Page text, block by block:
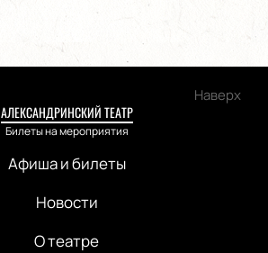
Наверх
АЛЕКСАНДРИНСКИЙ ТЕАТР
Билеты на мероприятия
Афиша и билеты
Новости
О театре